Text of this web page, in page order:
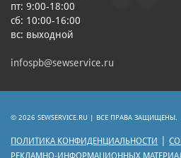
пт: 9:00-18:00
сб: 10:00-16:00
вс: выходной
infospb@sewservice.ru
© 2026 SEWSERVICE.RU | ВСЕ ПРАВА ЗАЩИЩЕНЫ.
ПОЛИТИКА КОНФИДЕНЦИАЛЬНОСТИ
РЕКЛАМНО-ИНФОРМАЦИОННЫХ